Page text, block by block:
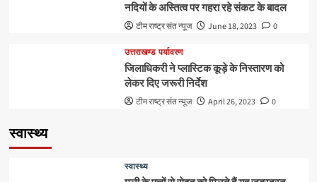
नदियों के अस्तित्व पर गहरा रहे संकट के बादल
टीम राष्ट्र संत न्यूज June 18, 2023 0
उत्तराखण्ड पर्यावरण
जिलाधिकरी ने प्लास्टिक कूड़े के निस्तारण को
लेकर दिए जरूरी निर्देश
टीम राष्ट्र संत न्यूज April 26, 2023 0
स्वास्थ्य
स्वास्थ्य